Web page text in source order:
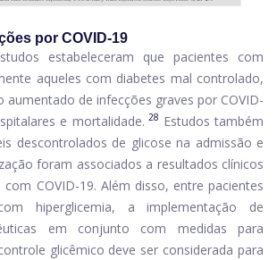
por COVID-19
estabeleceram que pacientes com
aqueles com diabetes mal controlado,
aumentado de infecções graves por COVID-
e mortalidade. 28 Estudos também
descontrolados de glicose na admissão e
foram associados a resultados clínicos
COVID-19. Além disso, entre pacientes
hiperglicemia, a implementação de
em conjunto com medidas para
glicêmico deve ser considerada para